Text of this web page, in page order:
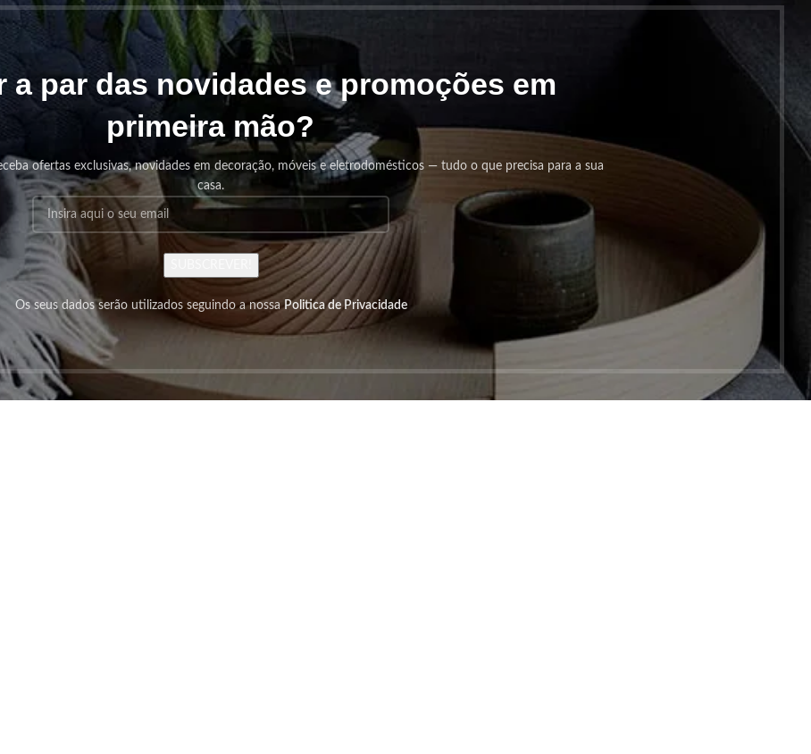
a par das novidades e promoções em
primeira mão?
ofertas exclusivas, novidades em decoração, móveis e eletrodomésticos — tudo o que precisa para a sua
casa.
Os seus dados serão utilizados seguindo a nossaPolitica de Privacidade